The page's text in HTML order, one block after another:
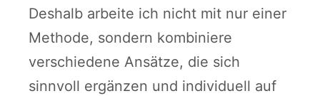
Deshalb arbeite ich nicht mit nur einer
Methode, sondern kombiniere
verschiedene Ansätze, die sich
sinnvoll ergänzen und individuell auf